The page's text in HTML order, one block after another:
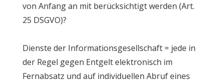
von Anfang an mit berücksichtigt werden (Art.
25 DSGVO)?
Dienste der Informationsgesellschaft = jede in
der Regel gegen Entgelt elektronisch im
Fernabsatz und auf individuellen Abruf eines